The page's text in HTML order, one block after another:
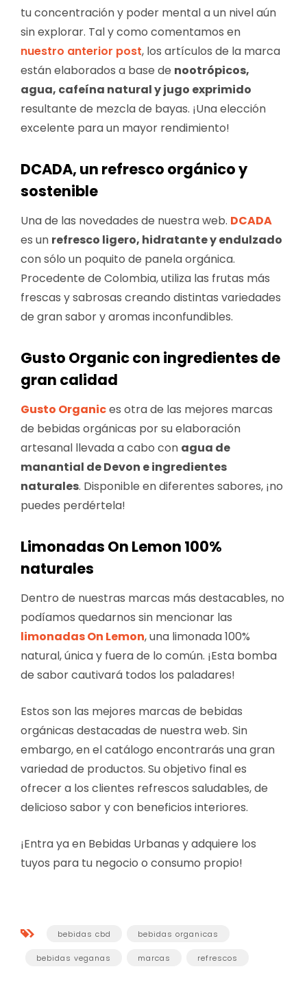
tu concentración y poder mental a un nivel aún
sin explorar. Tal y como comentamos en
nuestro anterior post, los artículos de la marca
están elaborados a base de nootrópicos,
agua, cafeína natural y jugo exprimido
resultante de mezcla de bayas. ¡Una elección
excelente para un mayor rendimiento!
DCADA, un refresco orgánico y
sostenible
Una de las novedades de nuestra web. DCADA
es un refresco ligero, hidratante y endulzado
con sólo un poquito de panela orgánica.
Procedente de Colombia, utiliza las frutas más
frescas y sabrosas creando distintas variedades
de gran sabor y aromas inconfundibles.
Gusto Organic con ingredientes de
gran calidad
Gusto Organices otra de las mejores marcas
de bebidas orgánicas por su elaboración
artesanal llevada a cabo con agua de
manantial de Devon e ingredientes
naturales. Disponible en diferentes sabores, ¡no
puedes perdértela!
Limonadas On Lemon 100%
naturales
Dentro de nuestras marcas más destacables, no
podíamos quedarnos sin mencionar las
limonadas On Lemon, una limonada 100%
natural, única y fuera de lo común. ¡Esta bomba
de sabor cautivará todos los paladares!
Estos son las mejores marcas de bebidas
orgánicas destacadas de nuestra web. Sin
embargo, en el catálogo encontrarás una gran
variedad de productos. Su objetivo final es
ofrecer a los clientes refrescos saludables, de
delicioso sabor y con beneficios interiores.
¡Entra ya en Bebidas Urbanas y adquiere los
tuyos para tu negocio o consumo propio!
bebidas cbd bebidas organicas
bebidas veganas marcas refrescos